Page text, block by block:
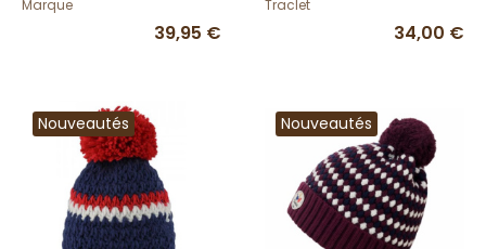
Marque
39,95 €
Traclet
34,00 €
Nouveautés Nouveautés